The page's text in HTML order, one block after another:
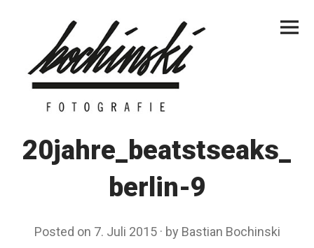
Menu
20jahre_beatstseaks_
berlin-9
Posted on 7. Juli 2015 by Bastian Bochinski